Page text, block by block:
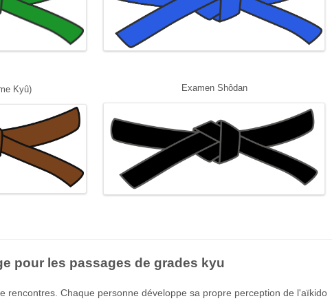
Kyû) Examen Shôdan
pour les passages de grades kyu
rencontres. Chaque personne développe sa propre perception de l'aïkido